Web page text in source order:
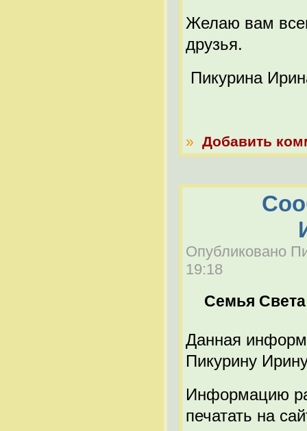
Желаю вам
друзья.
Пикурина
» Добавить
Опубликовано
19:18
Семья Света
Данная
Пикурину
Информацию
печатать на